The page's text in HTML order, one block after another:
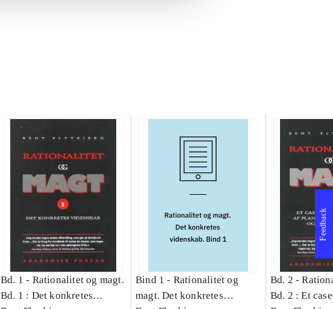
Bd. 1 - Rationalitet og magt.
Bd. 1 : Det konkretes
Bind 1 - Rationalitet og
magt. Det konkretes
Bd. 2 -
Bd. 2 : Et
Feedback